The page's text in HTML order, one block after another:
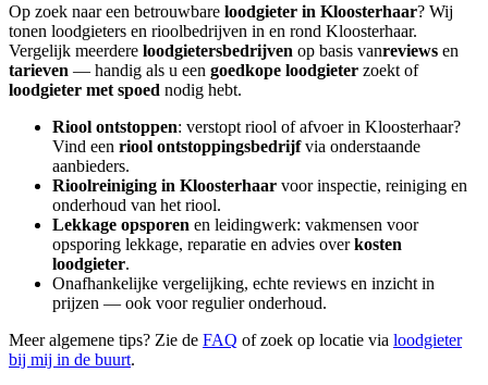
Op zoek naar een betrouwbare loodgieter in Kloosterhaar? Wij
tonen loodgieters en rioolbedrijven in en rond Kloosterhaar.
Vergelijk meerdere loodgietersbedrijven op basis vanreviews en
tarieven — handig als u een goedkope loodgieter zoekt of
loodgieter met spoed nodig hebt.
Riool ontstoppen: verstopt riool of afvoer in Kloosterhaar?
Vind een riool ontstoppingsbedrijfvia onderstaande
aanbieders.
Rioolreiniging in Kloosterhaar voor inspectie, reiniging en
onderhoud van het riool.
Lekkage opsporen en leidingwerk: vakmensen voor
opsporing lekkage, reparatie en advies overkosten
loodgieter.
Onafhankelijke vergelijking, echte reviews en inzicht in
prijzen — ook voor regulier onderhoud.
Meer algemene tips? Zie de FAQ of zoek op locatie via loodgieter
bij mij in de buurt.